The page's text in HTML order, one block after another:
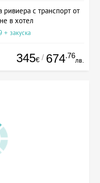
с транспорт от
в хотел
+ закуска
345€ / 674.76
лв.